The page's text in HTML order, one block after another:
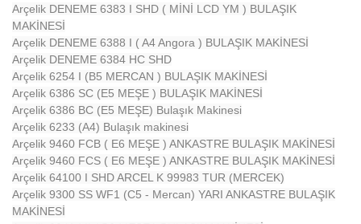
Arçelik DENEME 6383 I SHD ( MİNİ LCD YM ) BULAŞIK
MAKİNESİ
Arçelik DENEME 6388 I ( A4 Angora ) BULAŞIK MAKİNESİ
Arçelik DENEME 6384 HC SHD
Arçelik 6254 I (B5 MERCAN ) BULAŞIK MAKİNESİ
Arçelik 6386 SC (E5 MEŞE ) BULAŞIK MAKİNESİ
Arçelik 6386 BC (E5 MEŞE) Bulaşık Makinesi
Arçelik 6233 (A4) Bulaşık makinesi
Arçelik 9460 FCB ( E6 MEŞE ) ANKASTRE BULAŞIK MAKİNESİ
Arçelik 9460 FCS ( E6 MEŞE ) ANKASTRE BULAŞIK MAKİNESİ
Arçelik 64100 I SHD ARCEL K 99983 TUR (MERCEK)
Arçelik 9300 SS WF1 (C5 - Mercan) YARI ANKASTRE BULAŞIK
MAKİNESİ